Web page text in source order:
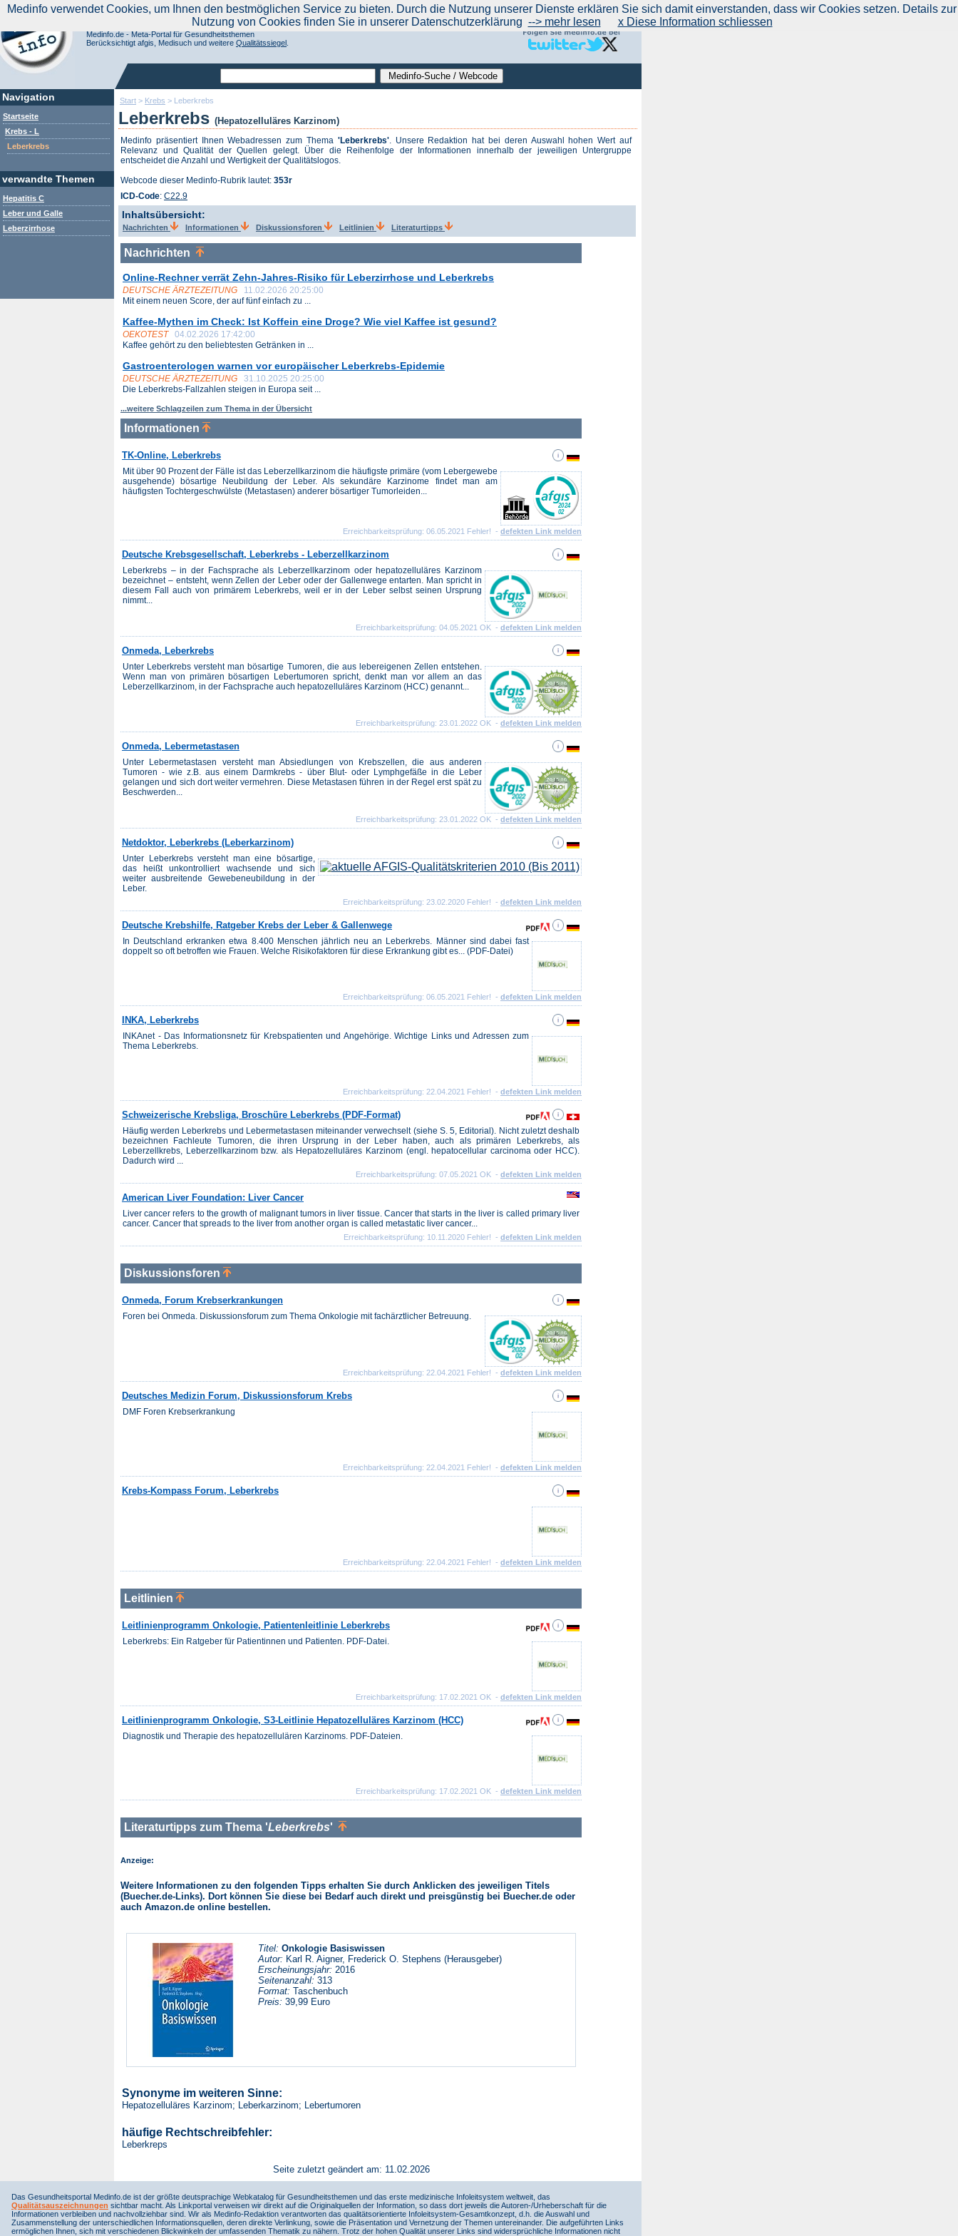
Start > Krebs > Leberkrebs
Leberkrebs (Hepatozelluläres Karzinom)
Medinfo präsentiert Ihnen Webadressen zum Thema 'Leberkrebs'. Unsere Redaktion hat bei deren Auswahl hohen Wert auf
Relevanz und Qualität der Quellen gelegt. Über die Reihenfolge der Informationen innerhalb der jeweiligen Untergruppe
entscheidet die Anzahl und Wertigkeit der Qualitätslogos.
Webcode dieser Medinfo-Rubrik lautet: 353r
ICD-Code: C22.9
Inhaltsübersicht:
Nachrichten Informationen Diskussionsforen Leitlinien Literaturtipps
Nachrichten
Online-Rechner verrät Zehn-Jahres-Risiko für Leberzirrhose und Leberkrebs
DEUTSCHE ÄRZTEZEITUNG
11.02.2026 20:25:00
Mit einem neuen Score, der auf fünf einfach zu ...
Kaffee-Mythen im Check: Ist Koffein eine Droge? Wie viel Kaffee ist gesund?
OEKOTEST
04.02.2026 17:42:00
Kaffee gehört zu den beliebtesten Getränken in ...
Gastroenterologen warnen vor europäischer Leberkrebs-Epidemie
DEUTSCHE ÄRZTEZEITUNG
31.10.2025 20:25:00
Die Leberkrebs-Fallzahlen steigen in Europa seit ...
...weitere Schlagzeilen zum Thema in der Übersicht
Informationen
TK-Online, Leberkrebs
Mit über 90 Prozent der Fälle ist das Leberzellkarzinom die häufigste primäre (vom Lebergewebe
ausgehende) bösartige Neubildung der Leber. Als sekundäre Karzinome findet man am
häufigsten Tochtergeschwülste (Metastasen) anderer bösartiger Tumorleiden...
Erreichbarkeitsprüfung: 06.05.2021 Fehler! - defekten Link melden
Deutsche Krebsgesellschaft, Leberkrebs - Leberzellkarzinom
Leberkrebs – in der Fachsprache als Leberzellkarzinom oder hepatozelluläres Karzinom
bezeichnet – entsteht, wenn Zellen der Leber oder der Gallenwege entarten. Man spricht in
diesem Fall auch von primärem Leberkrebs, weil er in der Leber selbst seinen Ursprung
nimmt...
Erreichbarkeitsprüfung: 04.05.2021 OK - defekten Link melden
Onmeda, Leberkrebs
Unter Leberkrebs versteht man bösartige Tumoren, die aus lebereigenen Zellen entstehen.
Wenn man von primären bösartigen Lebertumoren spricht, denkt man vor allem an das
Leberzellkarzinom, in der Fachsprache auch hepatozelluläres Karzinom (HCC) genannt...
Erreichbarkeitsprüfung: 23.01.2022 OK - defekten Link melden
Onmeda, Lebermetastasen
Unter Lebermetastasen versteht man Absiedlungen von Krebszellen, die aus anderen
Tumoren - wie z.B. aus einem Darmkrebs - über Blut- oder Lymphgefäße in die Leber
gelangen und sich dort weiter vermehren. Diese Metastasen führen in der Regel erst spät zu
Beschwerden...
Erreichbarkeitsprüfung: 23.01.2022 OK - defekten Link melden
Netdoktor, Leberkrebs (Leberkarzinom)
Unter Leberkrebs versteht man eine bösartige,
das heißt unkontrolliert wachsende und sich
weiter ausbreitende Gewebeneubildung in der
Leber.
Erreichbarkeitsprüfung: 23.02.2020 Fehler! - defekten Link melden
Deutsche Krebshilfe, Ratgeber Krebs der Leber & Gallenwege
In Deutschland erkranken etwa 8.400 Menschen jährlich neu an Leberkrebs. Männer sind dabei fast
doppelt so oft betroffen wie Frauen. Welche Risikofaktoren für diese Erkrankung gibt es... (PDF-Datei)
Erreichbarkeitsprüfung: 06.05.2021 Fehler! - defekten Link melden
INKA, Leberkrebs
INKAnet - Das Informationsnetz für Krebspatienten und Angehörige. Wichtige Links und Adressen zum
Thema Leberkrebs.
Erreichbarkeitsprüfung: 22.04.2021 Fehler! - defekten Link melden
Schweizerische Krebsliga, Broschüre Leberkrebs (PDF-Format)
Häufig werden Leberkrebs und Lebermetastasen miteinander verwechselt (siehe S. 5, Editorial). Nicht zuletzt deshalb
bezeichnen Fachleute Tumoren, die ihren Ursprung in der Leber haben, auch als primären Leberkrebs, als
Leberzellkrebs, Leberzellkarzinom bzw. als Hepatozelluläres Karzinom (engl. hepatocellular carcinoma oder HCC).
Dadurch wird ...
Erreichbarkeitsprüfung: 07.05.2021 OK - defekten Link melden
American Liver Foundation: Liver Cancer
Liver cancer refers to the growth of malignant tumors in liver tissue. Cancer that starts in the liver is called primary liver
cancer. Cancer that spreads to the liver from another organ is called metastatic liver cancer...
Erreichbarkeitsprüfung: 10.11.2020 Fehler! - defekten Link melden
Diskussionsforen
Onmeda, Forum Krebserkrankungen
Foren bei Onmeda. Diskussionsforum zum Thema Onkologie mit fachärztlicher Betreuung.
Erreichbarkeitsprüfung: 22.04.2021 Fehler! - defekten Link melden
Deutsches Medizin Forum, Diskussionsforum Krebs
DMF Foren Krebserkrankung
Erreichbarkeitsprüfung: 22.04.2021 Fehler! - defekten Link melden
Krebs-Kompass Forum, Leberkrebs
Erreichbarkeitsprüfung: 22.04.2021 Fehler! - defekten Link melden
Leitlinien
Leitlinienprogramm Onkologie, Patientenleitlinie Leberkrebs
Leberkrebs: Ein Ratgeber für Patientinnen und Patienten. PDF-Datei.
Erreichbarkeitsprüfung: 17.02.2021 OK - defekten Link melden
Leitlinienprogramm Onkologie, S3-Leitlinie Hepatozelluläres Karzinom (HCC)
Diagnostik und Therapie des hepatozellulären Karzinoms. PDF-Dateien.
Erreichbarkeitsprüfung: 17.02.2021 OK - defekten Link melden
Literaturtipps zum Thema 'Leberkrebs'
Anzeige:
Weitere Informationen zu den folgenden Tipps erhalten Sie durch Anklicken des jeweiligen Titels
(Buecher.de-Links). Dort können Sie diese bei Bedarf auch direkt und preisgünstig bei Buecher.de oder
auch Amazon.de online bestellen.
Titel: Onkologie Basiswissen
Autor: Karl R. Aigner, Frederick O. Stephens (Herausgeber)
Erscheinungsjahr: 2016
Seitenanzahl: 313
Format: Taschenbuch
Preis: 39,99 Euro
Synonyme im weiteren Sinne:
Hepatozelluläres Karzinom; Leberkarzinom; Lebertumoren
häufige Rechtschreibfehler:
Leberkreps
Seite zuletzt geändert am: 11.02.2026
Navigation
Startseite
Krebs - L
Leberkrebs
verwandte Themen
Hepatitis C
Leber und Galle
Leberzirrhose
Aktuelle Nachrichten|Nachrichtentrend | werben auf Medinfo|Anbieter hinzufügen (Gratis!)|über Medinfo|Feedback
Suchen Sie noch oder Finden Sie schon?
Medinfo.de - Meta-Portal für Gesundheitsthemen
Berücksichtigt afgis, Medisuch und weitere Qualitätssiegel
Das Gesundheitsportal Medinfo.de ist der größte deutsprachige Webkatalog für Gesundheitsthemen und das erste medizinische Infoleitsystem weltweit, das
Qualitätsauszeichnungen sichtbar macht. Als Linkportal verweisen wir direkt auf die Originalquellen der Information, so dass dort jeweils die Autoren-/Urheberschaft für die
Informationen verbleiben und nachvollziehbar sind. Wir als Medinfo-Redaktion verantworten das qualitätsorientierte Infoleitsystem-Gesamtkonzept, d.h. die Auswahl und
Zusammenstellung der unterschiedlichen Informationsquellen, deren direkte Verlinkung, sowie die Präsentation und Vernetzung der Themen untereinander. Die aufgeführten Links
ermöglichen Ihnen, sich mit verschiedenen Blickwinkeln der umfassenden Thematik zu nähern. Trotz der hohen Qualität unserer Links sind widersprüchliche Informationen nicht
Medinfo verwendet Cookies, um Ihnen den bestmöglichen Service zu bieten. Durch die Nutzung unserer Dienste erklären Sie sich damit einverstanden, dass wir Cookies setzen. Details zur
Nutzung von Cookies finden Sie in unserer Datenschutzerklärung --> mehr lesen x Diese Information schliessen